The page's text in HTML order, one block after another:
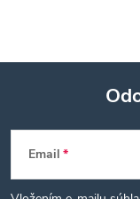
Z
á
Email